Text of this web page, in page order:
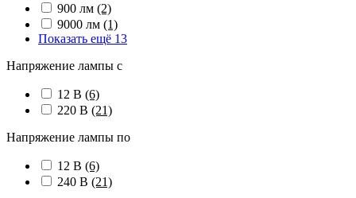
900 лм (2)
9000 лм (1)
Показать ещё 13
Напряжение лампы с
12 В (6)
220 В (21)
Напряжение лампы по
12 В (6)
240 В (21)